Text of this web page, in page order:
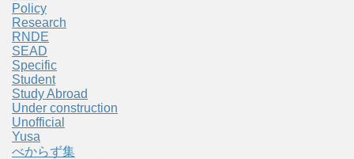
Policy
Research
RNDE
SEAD
Specific
Student
Study Abroad
Under construction
Unofficial
Yusa
べからず集